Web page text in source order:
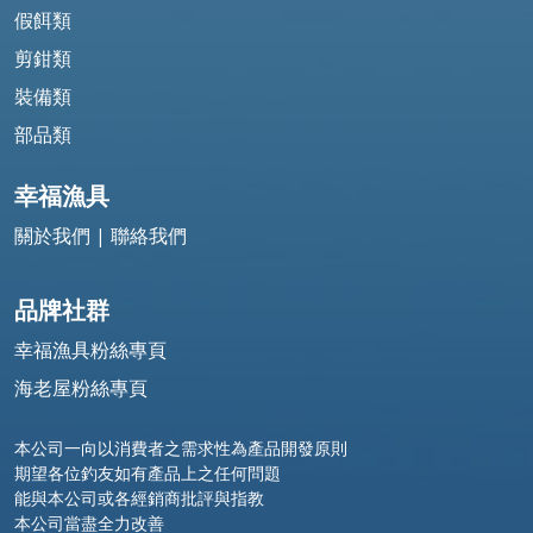
假餌類
剪鉗類
裝備類
部品類
幸福漁具
關於我們 | 聯絡我們
品牌社群
幸福漁具粉絲專頁
海老屋粉絲專頁
本公司一向以消費者之需求性為產品開發原則
期望各位釣友如有產品上之任何問題
能與本公司或各經銷商批評與指教
本公司當盡全力改善